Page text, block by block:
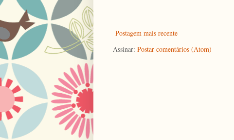
Postagem mais recente
Assinar: Postar comentários (Atom)